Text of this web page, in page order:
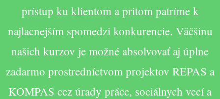
prístup ku klientom a pritom patríme k
najlacnejším spomedzi konkurencie. Väčšinu
našich kurzov je možné absolvovať aj úplne
zadarmo prostredníctvom projektov REPAS a
KOMPAS cez úrady práce, sociálnych vecí a